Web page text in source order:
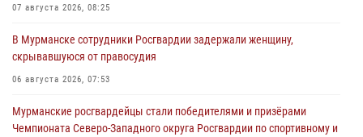
07 августа 2026, 08:25
В Мурманске сотрудники Росгвардии задержали женщину,
скрывавшуюся от правосудия
06 августа 2026, 07:53
Мурманские росгвардейцы стали победителями и призёрами
Чемпионата Северо-Западного округа Росгвардии по спортивному и